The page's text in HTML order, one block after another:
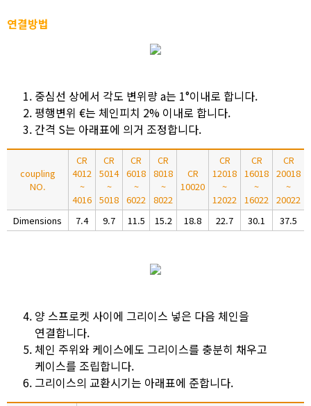
연결방법
중심선 상에서 각도 변위량 a는 1°이내로 합니다.
평행변위 €는 체인피치 2% 이내로 합니다.
간격 S는 아래표에 의거 조정합니다.
coupling
NO.
CR
4012
~
4016
CR
5014
~
5018
CR
6018
~
6022
CR
8018
~
8022
CR
10020
CR
12018
~
12022
CR
16018
~
16022
CR
20018
~
20022
Dimensions
7.4 9.7 11.5 15.2 18.8 22.7 30.1 37.5
양 스프로켓 사이에 그리이스 넣은 다음 체인을
연결합니다.
체인 주위와 케이스에도 그리이스를 충분히 채우고
케이스를 조립합니다.
그리이스의 교환시기는 아래표에 준합니다.